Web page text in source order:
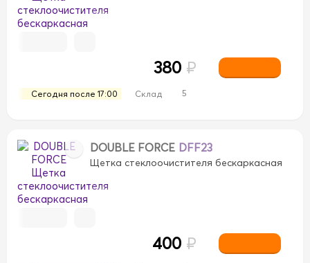
Сегодня после 17:00 Склад 5
380 ₽
DOUBLE FORCE DFF23
Щетка стеклоочистителя бескаркасная
400 ₽